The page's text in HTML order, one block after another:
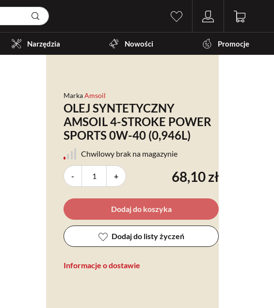
Narzędzia Nowości Promocje
MarkaAmsoil
OLEJ SYNTETYCZNY
AMSOIL 4-STROKE POWER
SPORTS 0W-40 (0,946L)
Chwilowy brak na magazynie
- + 68,10 zł
Dodaj do koszyka
Dodaj do listy życzeń
Informacje o dostawie